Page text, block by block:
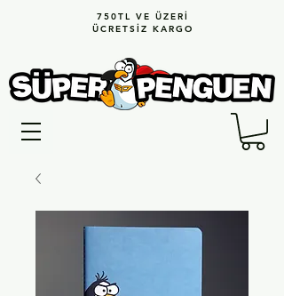
750TL VE ÜZERİ
ÜCRETSİZ KARGO